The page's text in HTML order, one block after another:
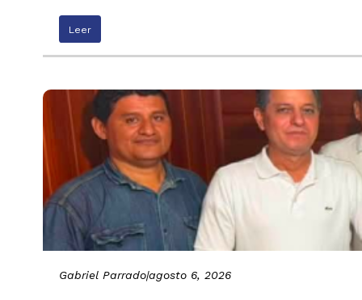
Leer
Gabriel Parrado|agosto 6, 2026